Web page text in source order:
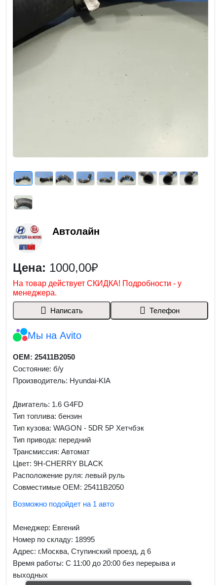
Автолайн
Цена: 1000,00₽
На товар действует СКИДКА! Подробности - у
менеджера.
Написать Телефон
Мы на Avito
OEM: 25411B2050
Состояние: б/у
Производитель: Hyundai-KIA
Двигатель: 1.6 G4FD
Тип топлива: бензин
Тип кузова: WAGON - 5DR 5P Хетчбэк
Тип привода: передний
Трансмиссия: Автомат
Цвет: 9H-CHERRY BLACK
Расположение руля: левый руль
Совместимые OEM: 25411B2050
Возможно подойдет на 1 авто
Менеджер: Евгений
Номер по складу: 18995
Адрес: г.Москва, Ступинский проезд, д 6
Время работы: С 11:00 до 20:00 без перерыва и
выходных